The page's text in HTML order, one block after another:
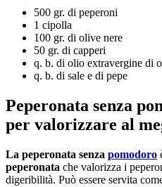
500 gr. di peperoni
1 cipolla
100 gr. di olive nere
50 gr. di capperi
q. b. di olio extravergine di
q. b. di sale e di pepe
Peperonata senza
per valorizzare al
La peperonata senza pomodoro
peperonata che valorizza i
digeribilità. Può essere servita